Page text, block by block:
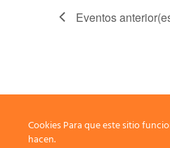
Eventos
Cookies Para que este sitio
hacen.